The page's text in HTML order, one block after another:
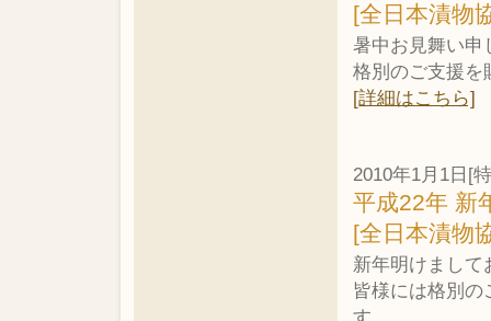
[全日本漬物
暑中お見舞い申
格別のご支援を
[詳細はこちら]
2010年1月1日[
平成22年 新
[全日本漬物
新年明けまして
皆様には格別の
す。